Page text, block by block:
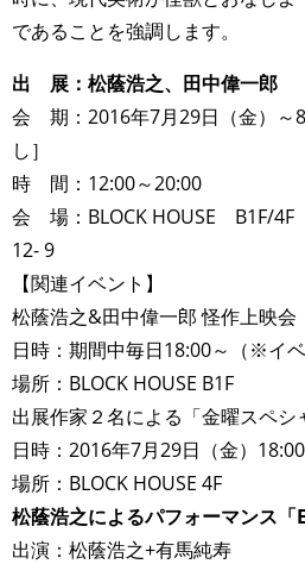
であることを強調します。
出 展：松蔭浩之、田中偉一郎
会 期：2016年7月29日（金）～
し］
時 間：12:00～20:00
会 場：BLOCK HOUSE B1F/4F
12- 9
【関連イベント】
松蔭浩之&田中偉一郎 怪作上映会
日時：期間中毎日18:00～（※イベ
場所：BLOCK HOUSE B1F
出展作家２名による「金曜スペシ
日時：2016年7月29日（金）
場所：BLOCK HOUSE 4F
松蔭浩之によるパフォーマンス「
出演：松蔭浩之+有馬純寿